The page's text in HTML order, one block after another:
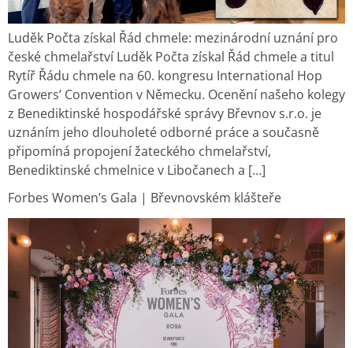
Luděk Počta získal Řád chmele: mezinárodní uznání pro
české chmelařství Luděk Počta získal Řád chmele a titul
Rytíř Řádu chmele na 60. kongresu International Hop
Growers’ Convention v Německu. Ocenění našeho kolegy
z Benediktinské hospodářské správy Břevnov s.r.o. je
uznáním jeho dlouholeté odborné práce a současně
připomíná propojení žateckého chmelařství,
Benediktinské chmelnice v Libočanech a […]
Forbes Women’s Gala | Břevnovském klášteře